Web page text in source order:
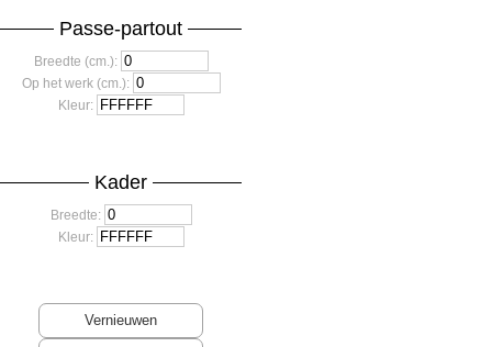
Passe-partout
Breedte (cm.):
Op het werk (cm.):
Kleur:
Kader
Breedte:
Kleur: